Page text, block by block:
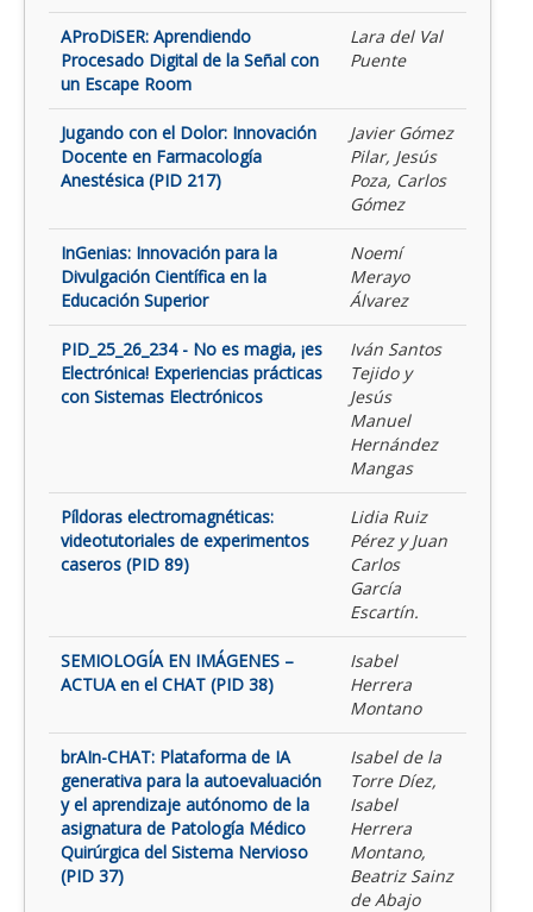
AProDiSER: Aprendiendo
Procesado Digital de la Señal con
un Escape Room
Lara del Val
Puente
Jugando con el Dolor: Innovación
Docente en Farmacología
Anestésica (PID 217)
Javier Gómez
Pilar, Jesús
Poza, Carlos
Gómez
InGenias: Innovación para la
Divulgación Científica en la
Educación Superior
Noemí
Merayo
Álvarez
PID_25_26_234 - No es magia, ¡es
Electrónica! Experiencias prácticas
con Sistemas Electrónicos
Iván Santos
Tejido y
Jesús
Manuel
Hernández
Mangas
Píldoras electromagnéticas:
videotutoriales de experimentos
caseros (PID 89)
Lidia Ruiz
Pérez y Juan
Carlos
García
Escartín.
SEMIOLOGÍA EN IMÁGENES –
ACTUA en el CHAT (PID 38)
Isabel
Herrera
Montano
brAIn-CHAT: Plataforma de IA
generativa para la autoevaluación
y el aprendizaje autónomo de la
asignatura de Patología Médico
Quirúrgica del Sistema Nervioso
(PID 37)
Isabel de la
Torre Díez,
Isabel
Herrera
Montano,
Beatriz Sainz
de Abajo